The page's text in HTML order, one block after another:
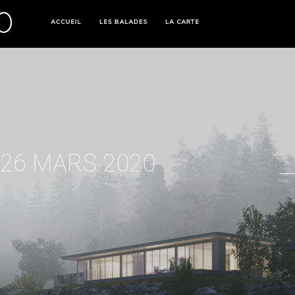
ACCUEIL LES BALADES LA CARTE
26 MARS 2020